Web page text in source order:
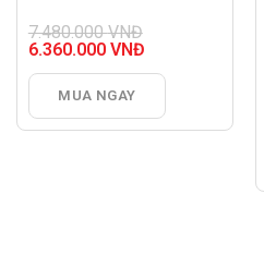
7.480.000VNĐ
Giá
là:
7.480.000 VNĐ.
6.360.000 VNĐ
hiện
là:
6.360.000 VNĐ.
MUA NGAY